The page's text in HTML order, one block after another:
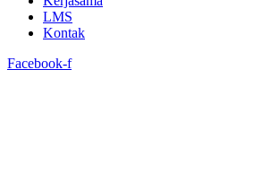
LMS
Kontak
Facebook-f